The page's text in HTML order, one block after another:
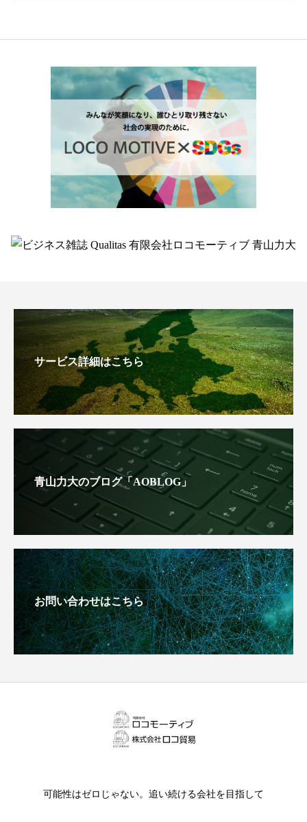
サービス詳細はこちら
青山力大のブログ「AOBLOG」
お問い合わせはこちら
可能性はゼロじゃない。追い続ける会社を目指して